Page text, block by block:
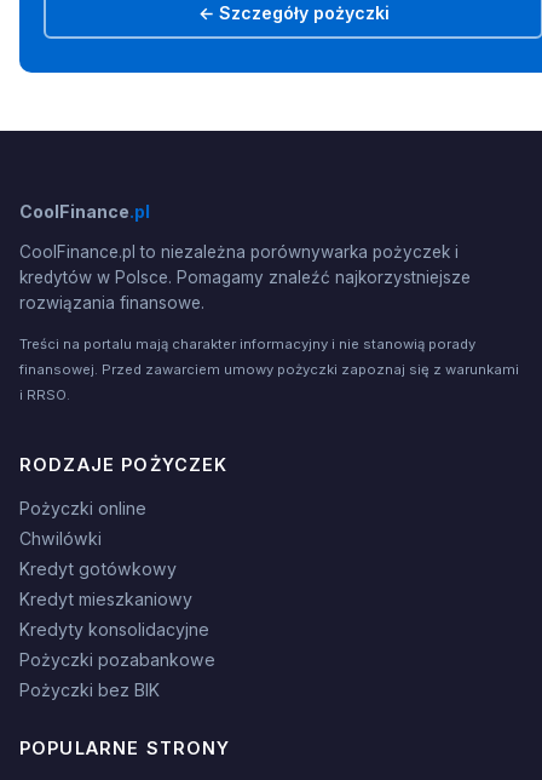
← Szczegóły pożyczki
CoolFinance.pl
CoolFinance.pl to niezależna porównywarka pożyczek i
kredytów w Polsce. Pomagamy znaleźć najkorzystniejsze
rozwiązania finansowe.
Treści na portalu mają charakter informacyjny i nie stanowią porady
finansowej. Przed zawarciem umowy pożyczki zapoznaj się z warunkami
i RRSO.
RODZAJE POŻYCZEK
Pożyczki online
Chwilówki
Kredyt gotówkowy
Kredyt mieszkaniowy
Kredyty konsolidacyjne
Pożyczki pozabankowe
Pożyczki bez BIK
POPULARNE STRONY